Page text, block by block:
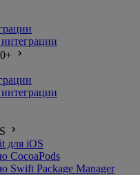
для iOS
CocoaPods
Swift Package Manager